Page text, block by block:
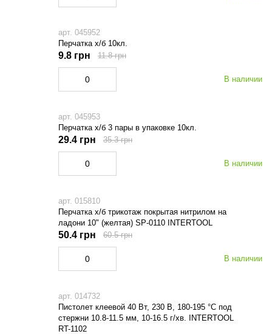
арт. 045952
Перчатка х/б 10кл.
В наличии
9.8 грн 11.8 грн
арт. 045953
Перчатка х/б 3 пары в упаковке 10кл.
В наличии
29.4 грн 35.3 грн
арт. 015810
Перчатка х/б трикотаж покрытая нитрилом на
ладони 10" (желтая) SP-0110 INTERTOOL
В наличии
50.4 грн 60.5 грн
арт. 014732
Пистолет клеевой 40 Вт, 230 В, 180-195 °C под
стержни 10.8-11.5 мм, 10-16.5 г/хв. INTERTOOL
RT-1102